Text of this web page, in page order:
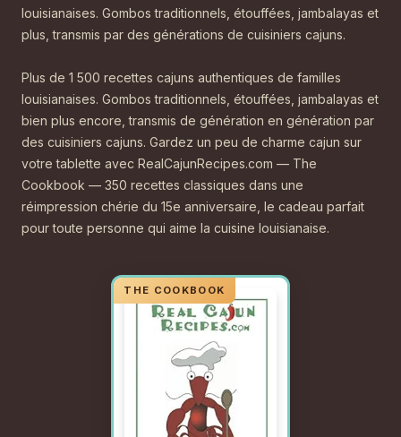
louisianaises. Gombos traditionnels, étouffées, jambalayas et
plus, transmis par des générations de cuisiniers cajuns.
Plus de 1 500 recettes cajuns authentiques de familles
louisianaises. Gombos traditionnels, étouffées, jambalayas et
bien plus encore, transmis de génération en génération par
des cuisiniers cajuns. Gardez un peu de charme cajun sur
votre tablette avec RealCajunRecipes.com — The
Cookbook — 350 recettes classiques dans une
réimpression chérie du 15e anniversaire, le cadeau parfait
pour toute personne qui aime la cuisine louisianaise.